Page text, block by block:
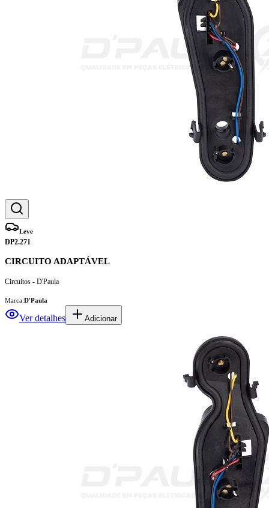
Leve
DP2.271
CIRCUITO ADAPTÁVEL
Circuitos - D'Paula
Marca:D'Paula
Ver detalhes Adicionar